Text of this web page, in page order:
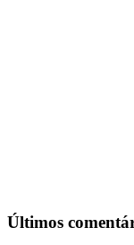
Últimos